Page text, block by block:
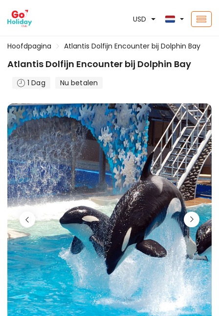
USD
Hoofdpagina Atlantis Dolfijn Encounter bij Dolphin Bay
Atlantis Dolfijn Encounter bij Dolphin Bay
1 Dag Nu betalen